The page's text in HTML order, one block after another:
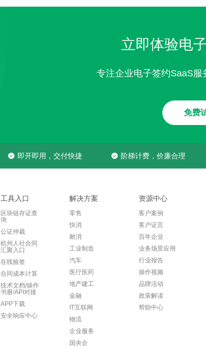
立即体验电
专注企业电子签约SaaS
免费
即开即用，交付快捷 阶梯计费，价廉合理
工具入口
区块链存证查
询
公证仲裁
杭州人社合同
汇聚入口
在线验签
合同成本计算
技术文档/操作
书册/API对接
APP下载
安全响应中心
解决方案
零售
快消
耐消
工业制造
汽车
医疗医药
地产建工
金融
IT互联网
物流
企业服务
国央企
资源中心
客户案例
客户证言
百年企业
业务场景应用
行业报告
操作视频
品牌活动
政策解读
帮助中心